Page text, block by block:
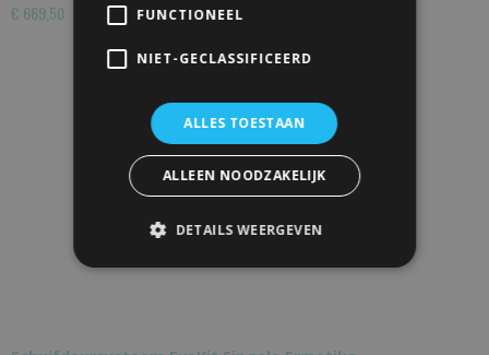
€ 669,50 FUNCTIONEEL
NIET-GECLASSIFICEERD
ALLES TOESTAAN
ALLEEN NOODZAKELIJK
DETAILS WEERGEVEN